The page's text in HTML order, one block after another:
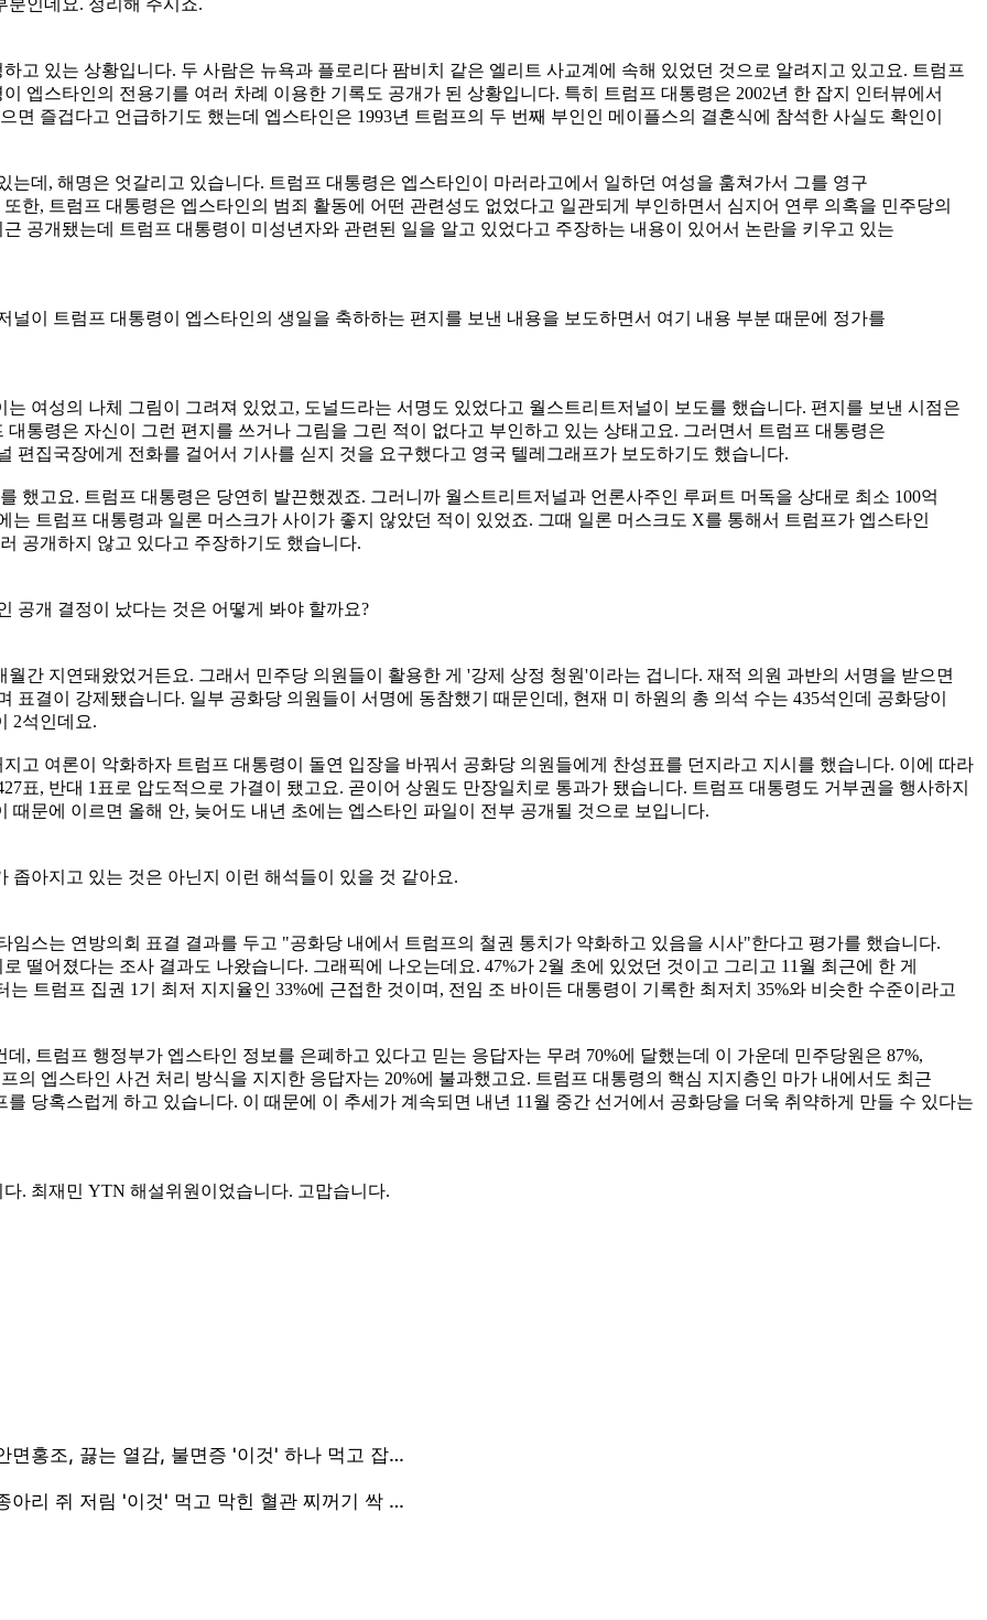
고 있는 상황입니다. 두 사람은 뉴욕과 플로리다 팜비치 같은 엘리트 사교계에 속해 있었던 것으로 알려지고 있고요. 트럼프
엡스타인의 전용기를 여러 차례 이용한 기록도 공개가 된 상황입니다. 특히 트럼프 대통령은 2002년 한 잡지 인터뷰에서
면 즐겁다고 언급하기도 했는데 엡스타인은 1993년 트럼프의 두 번째 부인인 메이플스의 결혼식에 참석한 사실도 확인이
는데, 해명은 엇갈리고 있습니다. 트럼프 대통령은 엡스타인이 마러라고에서 일하던 여성을 훔쳐가서 그를 영구
한, 트럼프 대통령은 엡스타인의 범죄 활동에 어떤 관련성도 없었다고 일관되게 부인하면서 심지어 연루 의혹을 민주당의
공개됐는데 트럼프 대통령이 미성년자와 관련된 일을 알고 있었다고 주장하는 내용이 있어서 논란을 키우고 있는
이 트럼프 대통령이 엡스타인의 생일을 축하하는 편지를 보낸 내용을 보도하면서 여기 내용 부분 때문에 정가를
여성의 나체 그림이 그려져 있었고, 도널드라는 서명도 있었다고 월스트리트저널이 보도를 했습니다. 편지를 보낸 시점은
통령은 자신이 그런 편지를 쓰거나 그림을 그린 적이 없다고 부인하고 있는 상태고요. 그러면서 트럼프 대통령은
편집국장에게 전화를 걸어서 기사를 싣지 것을 요구했다고 영국 텔레그래프가 보도하기도 했습니다.
했고요. 트럼프 대통령은 당연히 발끈했겠죠. 그러니까 월스트리트저널과 언론사주인 루퍼트 머독을 상대로 최소 100억
는 트럼프 대통령과 일론 머스크가 사이가 좋지 않았던 적이 있었죠. 그때 일론 머스크도 X를 통해서 트럼프가 엡스타인
공개하지 않고 있다고 주장하기도 했습니다.
공개 결정이 났다는 것은 어떻게 봐야 할까요?
간 지연돼왔었거든요. 그래서 민주당 의원들이 활용한 게 '강제 상정 청원'이라는 겁니다. 재적 의원 과반의 서명을 받으면
결이 강제됐습니다. 일부 공화당 의원들이 서명에 동참했기 때문인데, 현재 미 하원의 총 의석 수는 435석인데 공화당이
2석인데요.
고 여론이 악화하자 트럼프 대통령이 돌연 입장을 바꿔서 공화당 의원들에게 찬성표를 던지라고 지시를 했습니다. 이에 따라
표, 반대 1표로 압도적으로 가결이 됐고요. 곧이어 상원도 만장일치로 통과가 됐습니다. 트럼프 대통령도 거부권을 행사하지
문에 이르면 올해 안, 늦어도 내년 초에는 엡스타인 파일이 전부 공개될 것으로 보입니다.
아지고 있는 것은 아닌지 이런 해석들이 있을 것 같아요.
스는 연방의회 표결 결과를 두고 "공화당 내에서 트럼프의 철권 통치가 약화하고 있음을 시사"한다고 평가를 했습니다.
떨어졌다는 조사 결과도 나왔습니다. 그래픽에 나오는데요. 47%가 2월 초에 있었던 것이고 그리고 11월 최근에 한 게
트럼프 집권 1기 최저 지지율인 33%에 근접한 것이며, 전임 조 바이든 대통령이 기록한 최저치 35%와 비슷한 수준이라고
, 트럼프 행정부가 엡스타인 정보를 은폐하고 있다고 믿는 응답자는 무려 70%에 달했는데 이 가운데 민주당원은 87%,
의 엡스타인 사건 처리 방식을 지지한 응답자는 20%에 불과했고요. 트럼프 대통령의 핵심 지지층인 마가 내에서도 최근
당혹스럽게 하고 있습니다. 이 때문에 이 추세가 계속되면 내년 11월 중간 선거에서 공화당을 더욱 취약하게 만들 수 있다는
. 최재민 YTN 해설위원이었습니다. 고맙습니다.